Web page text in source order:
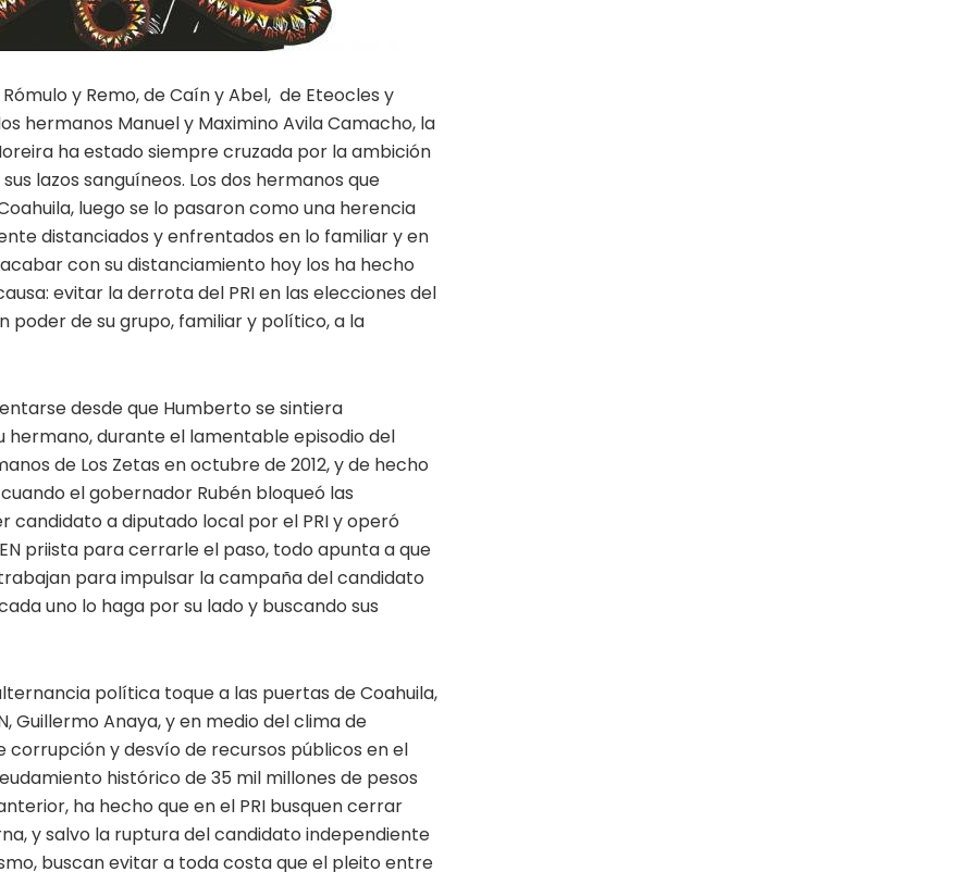
y Remo, de Caín y Abel, de Eteocles y
hermanos Manuel y Maximino Avila Camacho, la
ha estado siempre cruzada por la ambición
lazos sanguíneos. Los dos hermanos que
luego se lo pasaron como una herencia
distanciados y enfrentados en lo familiar y en
con su distanciamiento hoy los ha hecho
evitar la derrota del PRI en las elecciones del
poder de su grupo, familiar y político, a la
desde que Humberto se sintiera
durante el lamentable episodio del
de Los Zetas en octubre de 2012, y de hecho
el gobernador Rubén bloqueó las
candidato a diputado local por el PRI y operó
priista para cerrarle el paso, todo apunta a que
para impulsar la campaña del candidato
uno lo haga por su lado y buscando sus
política toque a las puertas de Coahuila,
Guillermo Anaya, y en medio del clima de
corrupción y desvío de recursos públicos en el
histórico de 35 mil millones de pesos
ha hecho que en el PRI busquen cerrar
y salvo la ruptura del candidato independiente
buscan evitar a toda costa que el pleito entre